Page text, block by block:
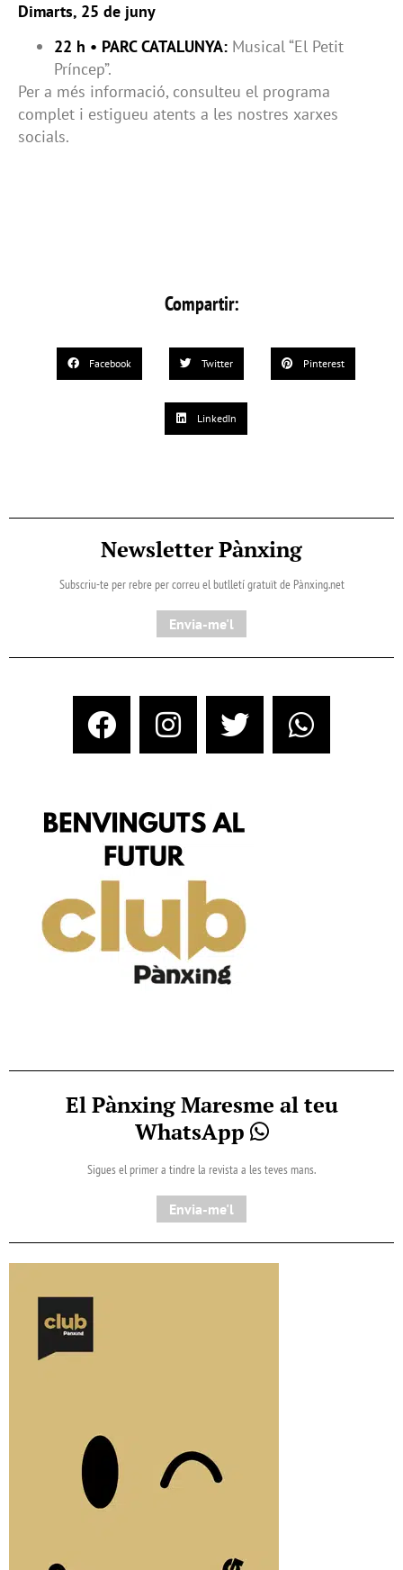
Dimarts, 25 de juny
22 h • PARC CATALUNYA: Musical “El Petit
Príncep”.
Per a més informació, consulteu el programa
complet i estigueu atents a les nostres xarxes
socials.
Compartir:
Facebook Twitter Pinterest
LinkedIn
Newsletter Pànxing
Subscriu-te per rebre per correu el butlletí gratuït de Pànxing.net​
Envia-me'l
El Pànxing Maresme al teu
WhatsApp
Sigues el primer a tindre la revista a les teves mans.
Envia-me'l